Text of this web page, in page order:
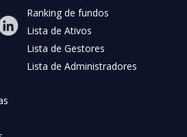
Ranking de fundos
Lista de Ativos
Lista de Gestores
Lista de Administradores